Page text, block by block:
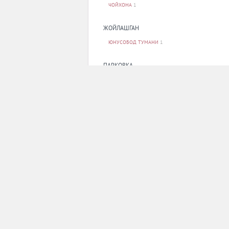
ЧОЙХОНА 1
ЖОЙЛАШГАН
ЮНУСОБОД ТУМАНИ 1
ПАРКОВКА